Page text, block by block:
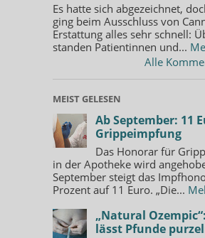
Es hatte sich abgezeichnet,
ging beim Ausschluss von
Erstattung alles sehr schnell:
standen Patientinnen und...
Alle
MEIST GELESEN
Ab September: 11
Grippeimpfung
Das Honorar für
in der Apotheke wird
September steigt das
Prozent auf 11 Euro. „Die...
„Natural
lässt Pfunde